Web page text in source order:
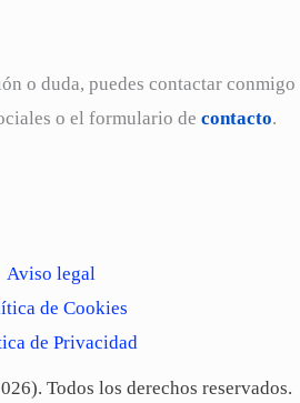
o duda, puedes contactar conmigo
o el formulario de contacto.
Aviso legal
de Cookies
de Privacidad
Todos los derechos reservados.